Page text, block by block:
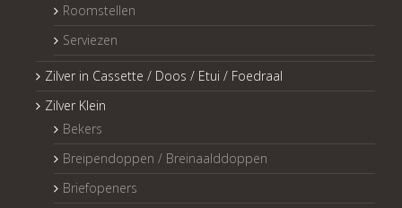
Roomstellen
Serviezen
Zilver in Cassette / Doos / Etui / Foedraal
Zilver Klein
Bekers
Breipendoppen / Breinaalddoppen
Briefopeners